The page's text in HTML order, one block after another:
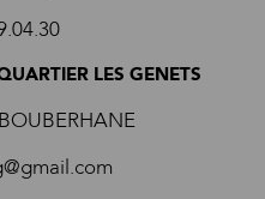
LES GENETS